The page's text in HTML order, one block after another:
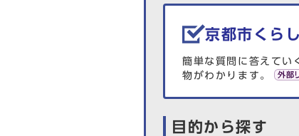
生活情報を探す
京都市くら
簡単な質問に答えてい
物がわかります。
目的から探す